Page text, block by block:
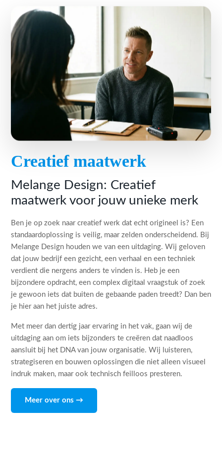
Creatief maatwerk
Melange Design: Creatief
maatwerk voor jouw unieke merk
Ben je op zoek naar creatief werk dat echt origineel is? Een
standaardoplossing is veilig, maar zelden onderscheidend. Bij
Melange Design houden we van een uitdaging. Wij geloven
dat jouw bedrijf een gezicht, een verhaal en een techniek
verdient die nergens anders te vinden is. Heb je een
bijzondere opdracht, een complex digitaal vraagstuk of zoek
je gewoon iets dat buiten de gebaande paden treedt? Dan ben
je hier aan het juiste adres.
Met meer dan dertig jaar ervaring in het vak, gaan wij de
uitdaging aan om iets bijzonders te creëren dat naadloos
aansluit bij het DNA van jouw organisatie. Wij luisteren,
strategiseren en bouwen oplossingen die niet alleen visueel
indruk maken, maar ook technisch feilloos presteren.
Meer over ons →